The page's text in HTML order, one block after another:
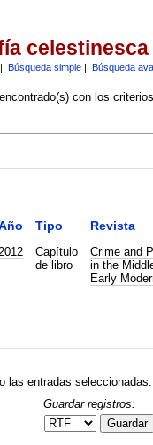
celestinesca
Búsqueda simple| Búsqueda
con los
Tipo Revista
2012
Capítulo
de libro
Crime and
in the
Early
las entradas seleccionadas:
Guardar registros:
Guardar